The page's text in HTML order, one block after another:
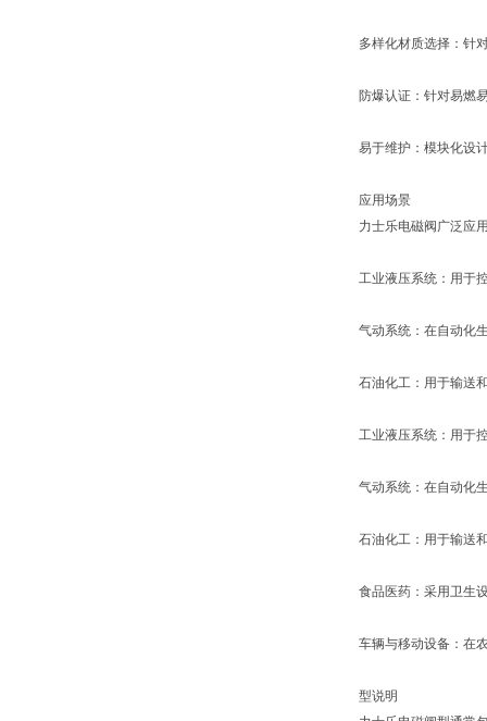
多样化材质选择：针
防爆认证：针对易燃
易于维护：模块化设
应用场景
力士乐电磁阀广泛应
工业液压系统：用于
气动系统：在自动化
石油化工：用于输送
工业液压系统：用于
气动系统：在自动化
石油化工：用于输送
食品医药：采用卫生
车辆与移动设备：在
型说明